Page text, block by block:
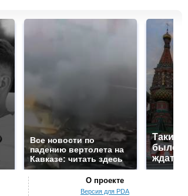
Все новости по
падению вертолета на
Кавказе: читать здесь
Таких
было с
ждать
О проекте
Версия для PDA